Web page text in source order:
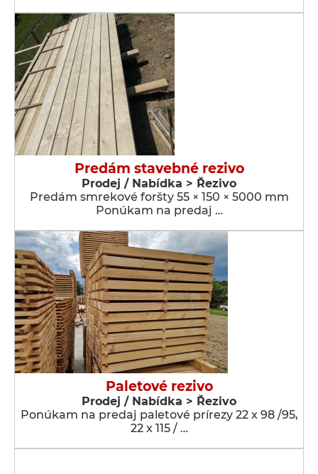
Predám stavebné rezivo
Prodej / Nabídka > Řezivo
Predám smrekové foršty 55 × 150 × 5000 mm
Ponúkam na predaj …
Paletové rezivo
Prodej / Nabídka > Řezivo
Ponúkam na predaj paletové prírezy 22 x 98 /95,
22 x 115 / …